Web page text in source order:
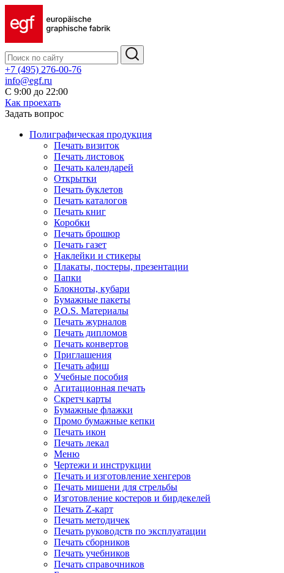
+7 (495) 276-00-76
info@egf.ru
С 9:00 до 22:00
Как проехать
Задать вопрос
Полиграфическая продукция
Печать визиток
Печать листовок
Печать календарей
Открытки
Печать буклетов
Печать каталогов
Печать книг
Коробки
Печать брошюр
Печать газет
Наклейки и стикеры
Плакаты, постеры, презентации
Папки
Блокноты, кубари
Бумажные пакеты
P.O.S. Материалы
Печать журналов
Печать дипломов
Печать конвертов
Приглашения
Печать афиш
Учебные пособия
Агитационная печать
Скретч карты
Бумажные флажки
Промо бумажные кепки
Печать икон
Печать лекал
Меню
Чертежи и инструкции
Печать и изготовление хенгеров
Печать мишени для стрельбы
Изготовление костеров и бирдекелей
Печать Z-карт
Печать методичек
Печать руководств по эксплуатации
Печать сборников
Печать учебников
Печать справочников